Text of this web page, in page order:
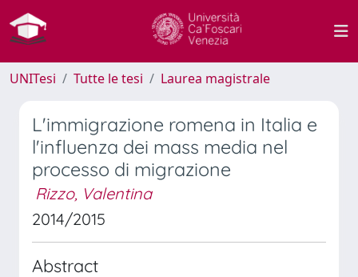
UNITesi Tutte le tesi Laurea magistrale
L'immigrazione romena in Italia e
l'influenza dei mass media nel
processo di migrazione
Rizzo, Valentina
2014/2015
Abstract